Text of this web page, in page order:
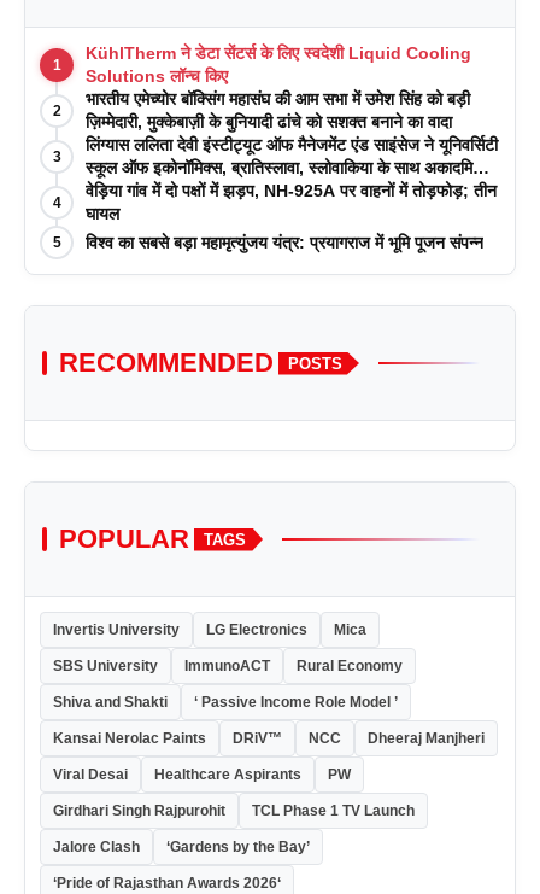
1
KühlTherm ने डेटा सेंटर्स के लिए स्वदेशी Liquid Cooling
Solutions लॉन्च किए
2
भारतीय एमेच्योर बॉक्सिंग महासंघ की आम सभा में उमेश सिंह को बड़ी
ज़िम्मेदारी, मुक्केबाज़ी के बुनियादी ढांचे को सशक्त बनाने का वादा
3
लिंग्यास ललिता देवी इंस्टीट्यूट ऑफ मैनेजमेंट एंड साइंसेज ने यूनिवर्सिटी
स्कूल ऑफ इकोनॉमिक्स, ब्रातिस्लावा, स्लोवाकिया के साथ अकादमिक
पत्रिकाओं में प्रकाशन रणनीतियों पर एक दिवसीय कार्यशाला का
आयोजन किया
4
वेड़िया गांव में दो पक्षों में झड़प, NH-925A पर वाहनों में तोड़फोड़; तीन
घायल
5 विश्व का सबसे बड़ा महामृत्युंजय यंत्र: प्रयागराज में भूमि पूजन संपन्न
RECOMMENDED POSTS
POPULAR TAGS
Invertis University LG Electronics Mica
SBS University ImmunoACT Rural Economy
Shiva and Shakti ‘ Passive Income Role Model ’
Kansai Nerolac Paints DRiV™ NCC Dheeraj Manjheri
Viral Desai Healthcare Aspirants PW
Girdhari Singh Rajpurohit TCL Phase 1 TV Launch
Jalore Clash ‘Gardens by the Bay’
‘Pride of Rajasthan Awards 2026‘